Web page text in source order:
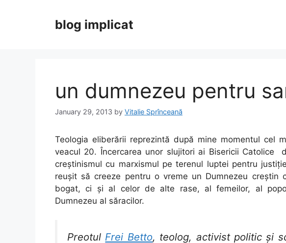
blog implicat
un dumnezeu pentru
January 29, 2013 by Vitalie Sprînceană
Teologia eliberării reprezintă după mine momentul cel
veacul 20. Încercarea unor slujitori ai Bisericii Catolice
creștinismul cu marxismul pe terenul luptei pentru
reușit să creeze pentru o vreme un Dumnezeu
bogat, ci și al celor de alte rase, al femeilor, al
Dumnezeu al săracilor.
Preotul Frei Betto, teolog, activist politic și